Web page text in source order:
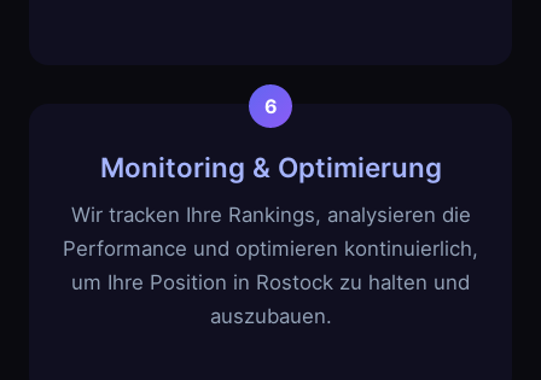
Monitoring & Optimierung
Wir tracken Ihre Rankings, analysieren die
Performance und optimieren kontinuierlich,
um Ihre Position in Rostock zu halten und
auszubauen.